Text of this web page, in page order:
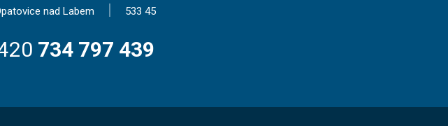
nad Labem | 533 45
734 797 439